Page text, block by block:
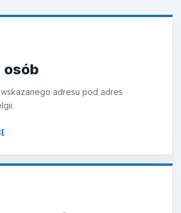
osób
adresu pod adres